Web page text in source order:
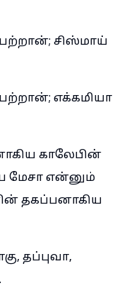
சிஸ்மாய்
எக்கமியா
காலேபின்
மேசா என்னும்
தகப்பனாகிய
தப்புவா,